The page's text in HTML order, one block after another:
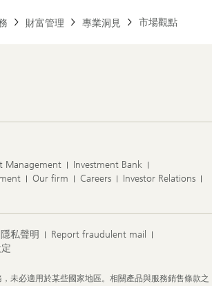
財富管理 專業洞見 市場觀點
Management
Investment Bank
Our firm Careers
Investor Relations
隱私聲明
Report fraudulent mail
未必適用於某些國家地區。相關產品與服務銷售條款之